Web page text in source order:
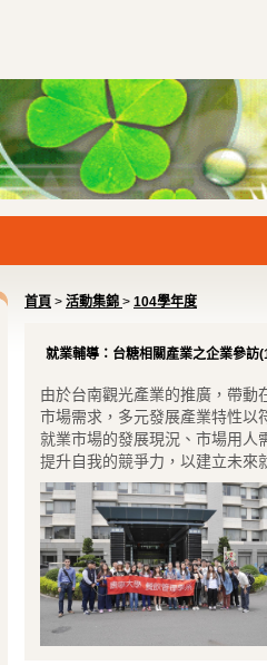
首頁 > 活動集錦 > 104學年度
就業輔導：台糖相關產業之企業參訪
由於台南觀光產業的推廣，帶動
市場需求，多元發展產業特性以
就業市場的發展現況、市場用人
提升自我的競爭力，以建立未來